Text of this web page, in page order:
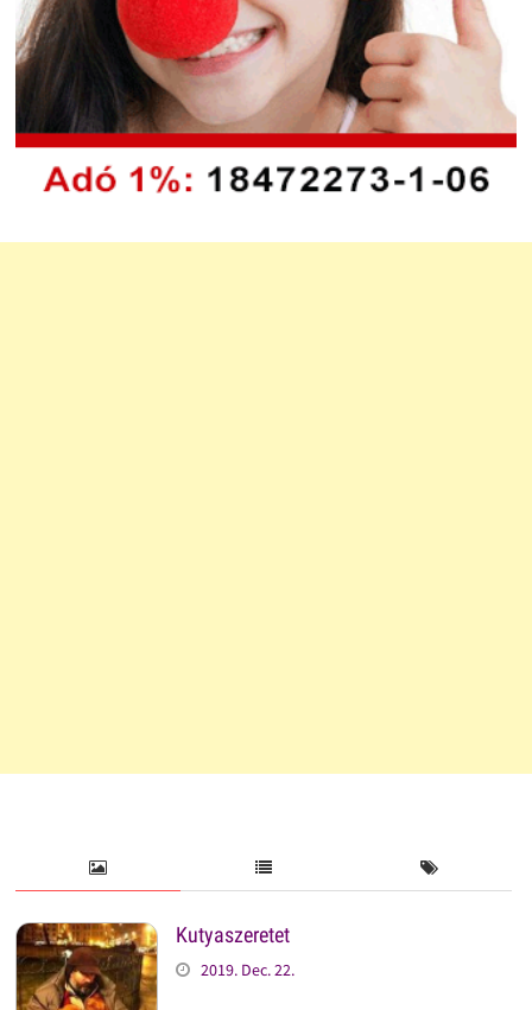
Kutyaszeretet
2019. Dec. 22.